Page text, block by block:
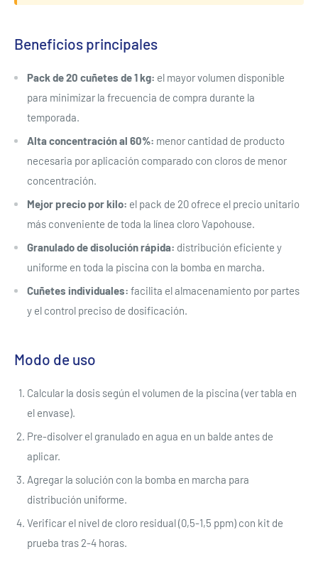
Beneficios principales
Pack de 20 cuñetes de 1 kg: el mayor volumen disponible
para minimizar la frecuencia de compra durante la
temporada.
Alta concentración al 60%: menor cantidad de producto
necesaria por aplicación comparado con cloros de menor
concentración.
Mejor precio por kilo: el pack de 20 ofrece el precio unitario
más conveniente de toda la línea cloro Vapohouse.
Granulado de disolución rápida: distribución eficiente y
uniforme en toda la piscina con la bomba en marcha.
Cuñetes individuales: facilita el almacenamiento por partes
y el control preciso de dosificación.
Modo de uso
Calcular la dosis según el volumen de la piscina (ver tabla en
el envase).
Pre-disolver el granulado en agua en un balde antes de
aplicar.
Agregar la solución con la bomba en marcha para
distribución uniforme.
Verificar el nivel de cloro residual (0,5-1,5 ppm) con kit de
prueba tras 2-4 horas.